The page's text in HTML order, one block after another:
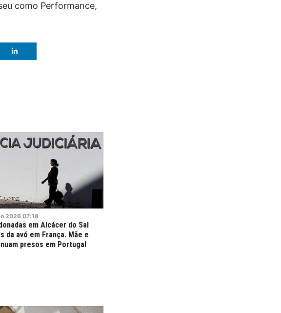
como Performance,
2026 07:18
em Alcácer do Sal
da avó em França. Mãe e
presos em Portugal